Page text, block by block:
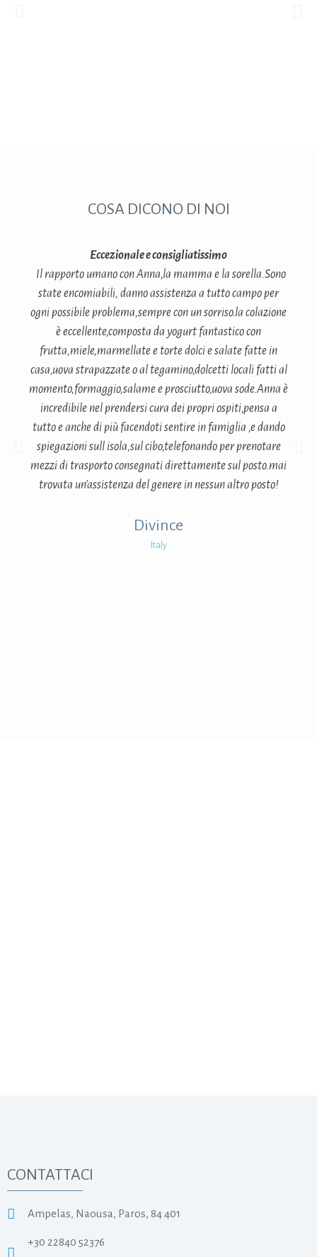
COSA DICONO DI NOI
Eccezionale e consigliatissimo
Il rapporto umano con Anna,la mamma e la sorella.Sono
state encomiabili, danno assistenza a tutto campo per
ogni possibile problema,sempre con un sorriso.la colazione
è eccellente,composta da yogurt fantastico con
frutta,miele,marmellate e torte dolci e salate fatte in
casa,uova strapazzate o al tegamino,dolcetti locali fatti al
momento,formaggio,salame e prosciutto,uova sode.Anna è
incredibile nel prendersi cura dei propri ospiti,pensa a
tutto e anche di più facendoti sentire in famiglia ,e dando
spiegazioni sull isola,sul cibo,telefonando per prenotare
mezzi di trasporto consegnati direttamente sul posto.mai
trovata un'assistenza del genere in nessun altro posto!
Divince
Italy
CONTATTACI
Ampelas, Naousa, Paros, 84 401
+30 22840 52376